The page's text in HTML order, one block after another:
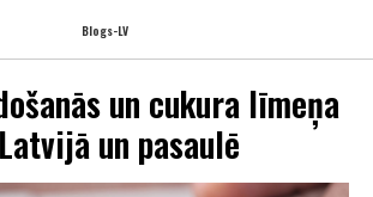
Blogs-LV
un cukura līmeņa
un pasaulē